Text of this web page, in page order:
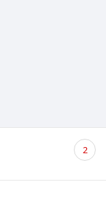
댓
글 2